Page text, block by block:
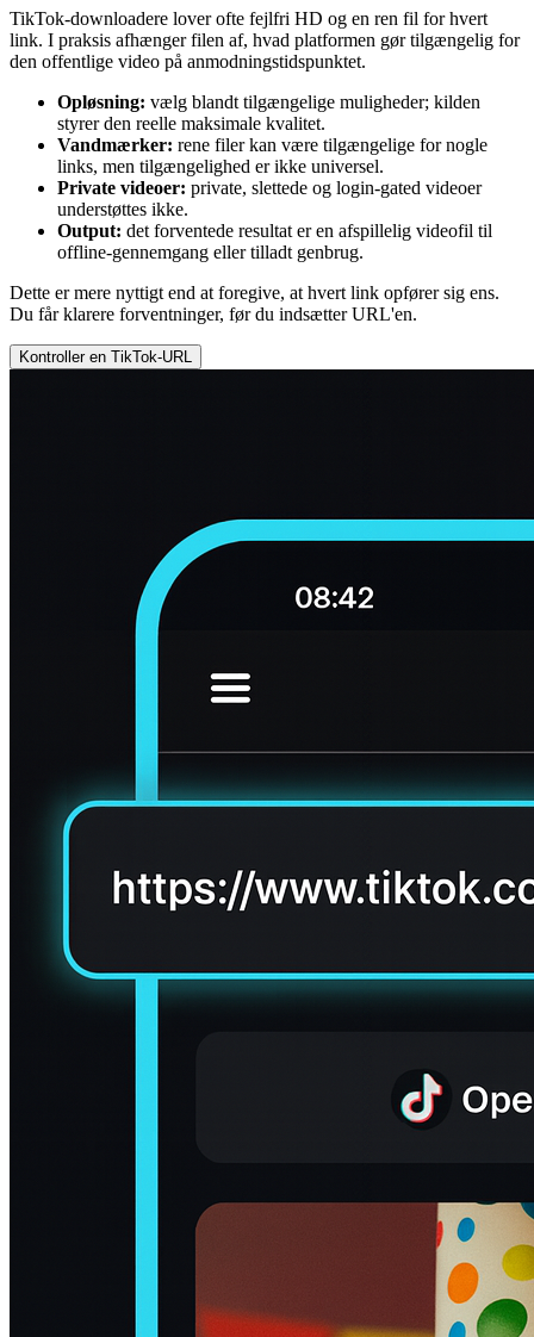
TikTok-downloadere lover ofte fejlfri HD og en ren fil for hvert
link. I praksis afhænger filen af, hvad platformen gør tilgængelig for
den offentlige video på anmodningstidspunktet.
Opløsning: vælg blandt tilgængelige muligheder; kilden
styrer den reelle maksimale kvalitet.
Vandmærker: rene filer kan være tilgængelige for nogle
links, men tilgængelighed er ikke universel.
Private videoer: private, slettede og login-gated videoer
understøttes ikke.
Output: det forventede resultat er en afspillelig videofil til
offline-gennemgang eller tilladt genbrug.
Dette er mere nyttigt end at foregive, at hvert link opfører sig ens.
Du får klarere forventninger, før du indsætter URL'en.
Kontroller en TikTok-URL